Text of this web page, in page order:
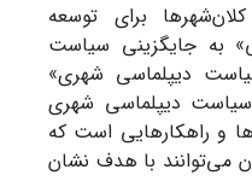
کلان‌شهرها برای توسعه
به جایگزینی سیاست
دیپلماسی شهری»
سیاست دیپلماسی شهری
و راهکارهایی است که
می‌توانند با هدف نشان